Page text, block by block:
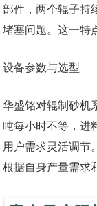
部件，两个辊子持
堵塞问题。这一特
设备参数与选型
华盛铭对辊制砂机
吨每小时不等，进
用户需求灵活调节
根据自身产量需求